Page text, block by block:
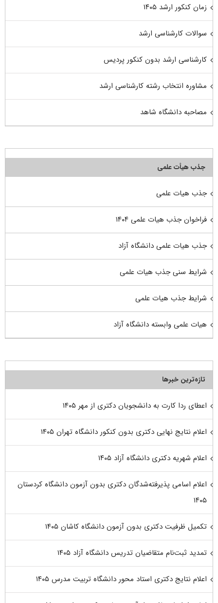
زمان کنکور ارشد ۱۴۰۵
سوالات کارشناسی ارشد
کارشناسی ارشد بدون کنکور پردیس
مشاوره انتخاب رشته کارشناسی ارشد
مصاحبه دانشگاه شاهد
جذب هیأت علمی
جذب هیات علمی
فراخوان جذب هیات علمی ۱۴۰۴
جذب هیات علمی دانشگاه آزاد
شرایط سنی جذب هیات علمی
شرایط جذب هیات علمی
هیات علمی وابسته دانشگاه آزاد
تازه‌ترین خبرها
اعطای ردا کارت به دانشجویان دکتری از مهر ۱۴۰۵
اعلام نتایج نهایی دکتری بدون کنکور دانشگاه تهران ۱۴۰۵
اعلام شهریه دکتری دانشگاه آزاد ۱۴۰۵
اعلام اسامی پذیرفته‌شدگان دکتری بدون آزمون دانشگاه کردستان
۱۴۰۵
تکمیل ظرفیت دکتری بدون آزمون دانشگاه کاشان ۱۴۰۵
تمدید ثبت‌نام متقاضیان تدریس دانشگاه آزاد ۱۴۰۵
اعلام نتایج دکتری استاد محور دانشگاه تربیت مدرس ۱۴۰۵